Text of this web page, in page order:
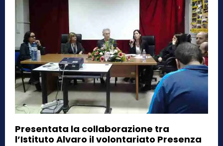
Presentata la collaborazione tra
l’Istituto Alvaro il volontariato Presenza